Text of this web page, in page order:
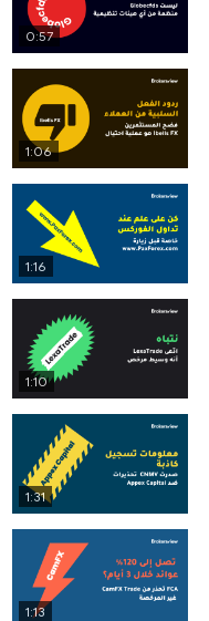
0:57
1:06
1:16
1:10
1:31
1:13